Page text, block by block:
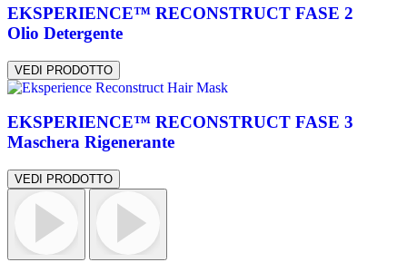
EKSPERIENCE™ RECONSTRUCT FASE 2
Olio Detergente
VEDI PRODOTTO
EKSPERIENCE™ RECONSTRUCT FASE 3
Maschera Rigenerante
VEDI PRODOTTO